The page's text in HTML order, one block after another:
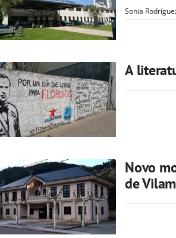
Sonia
A
Novo
de